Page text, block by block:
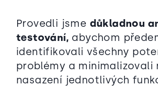
Provedli jsme důkladnou
testování, abychom
identifikovali všechny
problémy a minimalizovali
nasazení jednotlivých